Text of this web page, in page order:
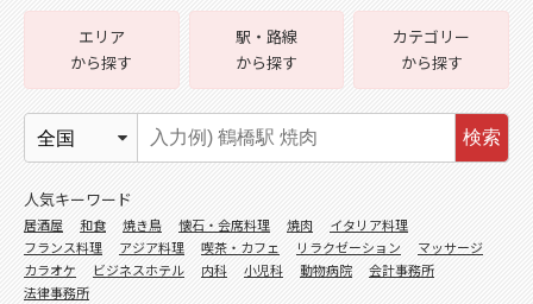
エリア
から探す
駅・路線
から探す
カテゴリー
から探す
検索
人気キーワード
居酒屋 和食 焼き鳥 懐石・会席料理 焼肉
イタリア料理
フランス料理
アジア料理 喫茶・カフェ リラクゼーション
マッサージ
カラオケ
ビジネスホテル 内科 小児科 動物病院
会計事務所
法律事務所